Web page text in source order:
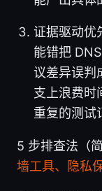
证据驱动优
能错把
议差异误判
支上浪费时
重复的测试
5 步排查法（
墙工具、隐私